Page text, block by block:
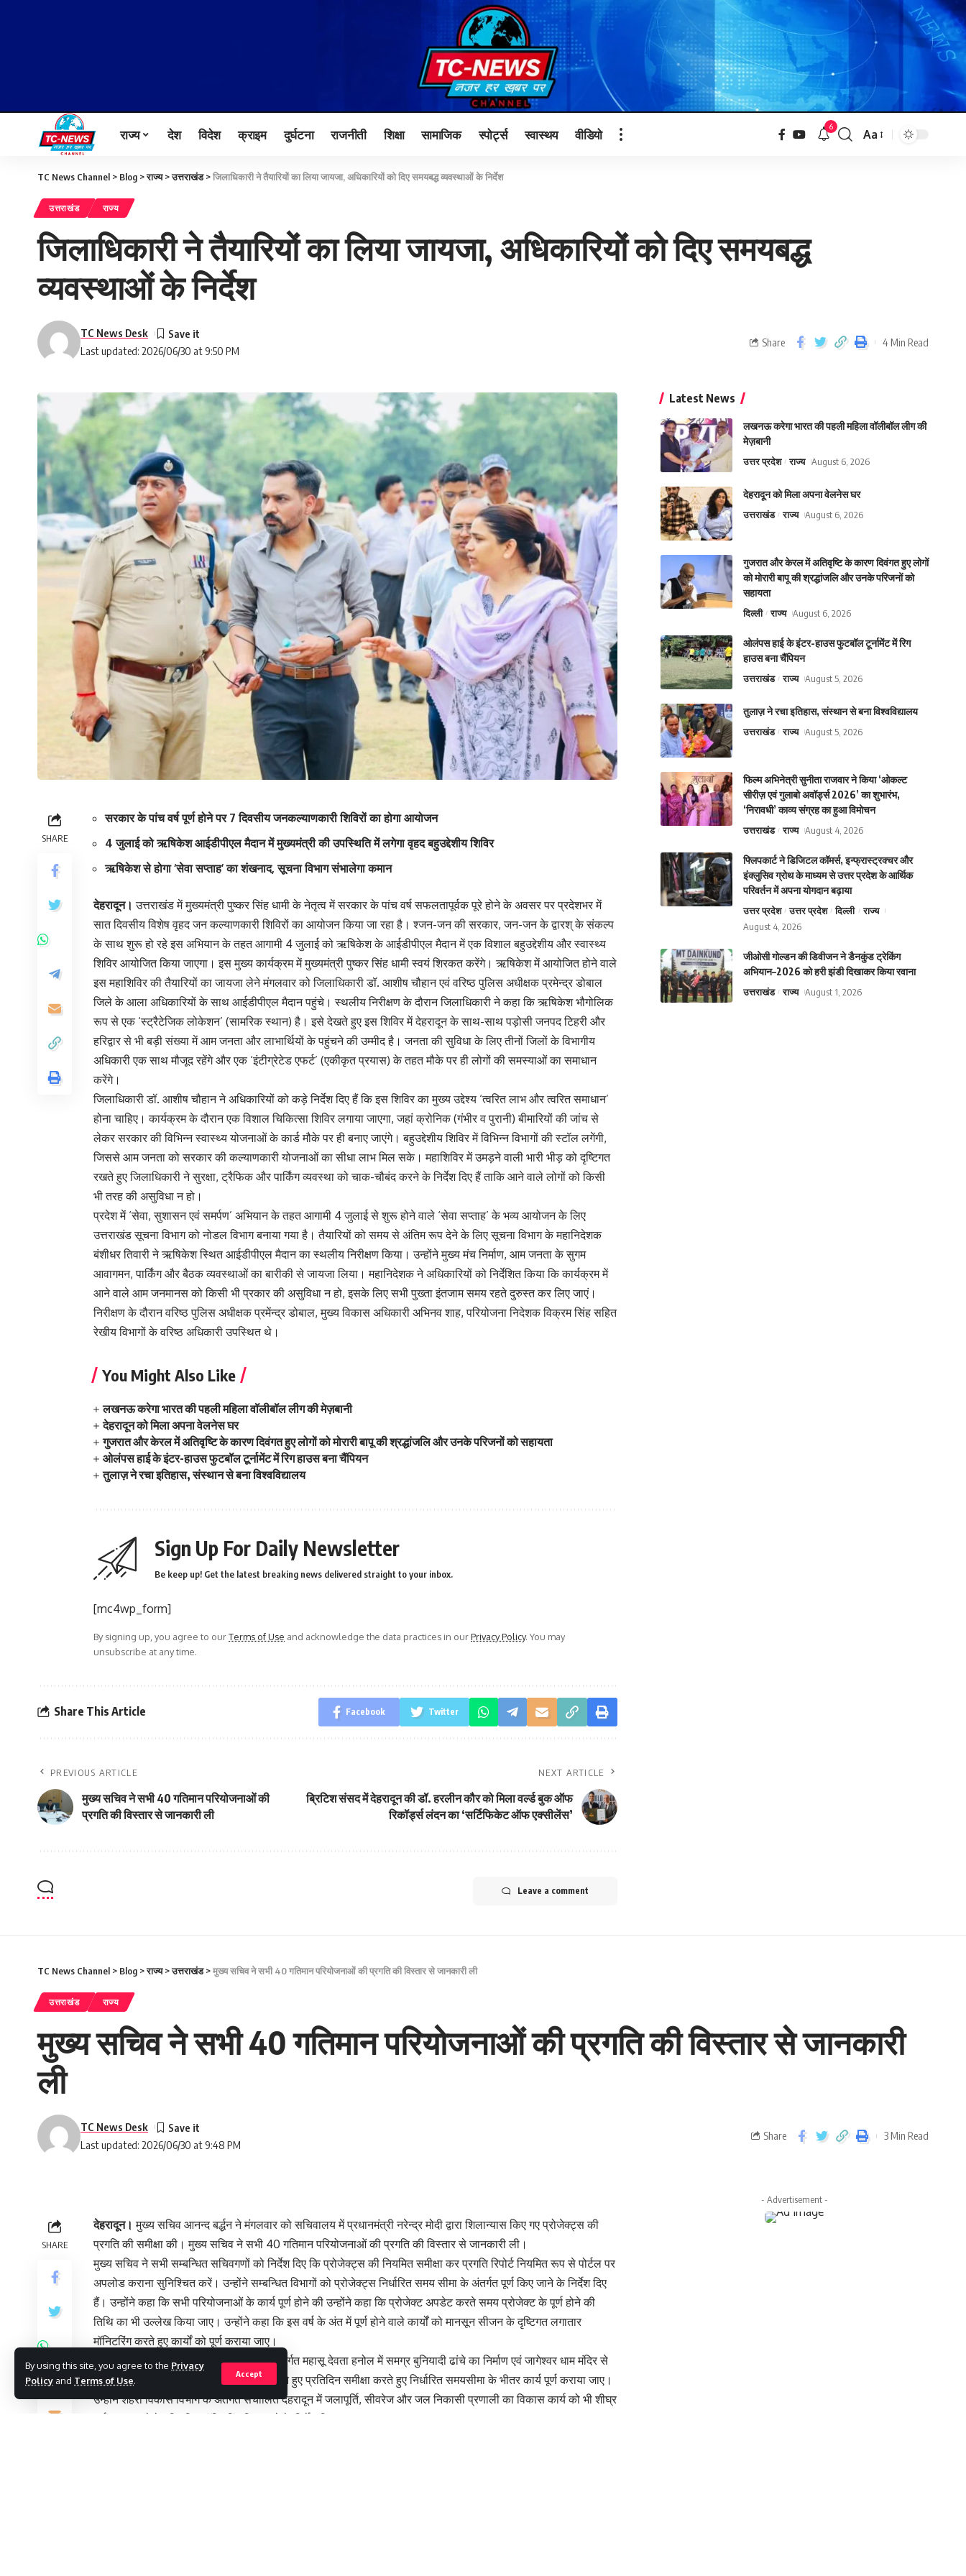
By using this site, you agree to the Privacy
Policy and Terms of Use.
Accept
राज्य देश विदेश क्राइम दुर्घटना राजनीती शिक्षा सामाजिक स्पोर्ट्स स्वास्थय वीडियो 6
Aa
TC News Channel > Blog >राज्य>उत्तराखंड>जिलाधिकारी ने तैयारियों का लिया जायजा, अधिकारियों को दिए समयबद्ध व्यवस्थाओं के निर्देश
उत्तराखंड राज्य
जिलाधिकारी ने तैयारियों का लिया जायजा, अधिकारियों को दिए समयबद्ध
व्यवस्थाओं के निर्देश
Last updated: 2026/06/30 at 9:50 PM
TC News Desk
Share 4 Min Read
SHARE
सरकार के पांच वर्ष पूर्ण होने पर 7 दिवसीय जनकल्याणकारी शिविरों का होगा आयोजन
4 जुलाई को ऋषिकेश आईडीपीएल मैदान में मुख्यमंत्री की उपस्थिति में लगेगा वृहद बहुउद्देशीय शिविर
ऋषिकेश से होगा ‘सेवा सप्ताह’ का शंखनाद, सूचना विभाग संभालेगा कमान
देहरादून। उत्तराखंड में मुख्यमंत्री पुष्कर सिंह धामी के नेतृत्व में सरकार के पांच वर्ष सफलतापूर्वक पूरे होने के अवसर पर प्रदेशभर में
सात दिवसीय विशेष वृहद जन कल्याणकारी शिविरों का आयोजन किया जा रहा है। श्जन-जन की सरकार, जन-जन के द्वारश् के संकल्प
के साथ शुरू हो रहे इस अभियान के तहत आगामी 4 जुलाई को ऋषिकेश के आईडीपीएल मैदान में एक विशाल बहुउद्देशीय और स्वास्थ्य
शिविर आयोजित किया जाएगा। इस मुख्य कार्यक्रम में मुख्यमंत्री पुष्कर सिंह धामी स्वयं शिरकत करेंगे। ऋषिकेश में आयोजित होने वाले
इस महाशिविर की तैयारियों का जायजा लेने मंगलवार को जिलाधिकारी डॉ. आशीष चौहान एवं वरिष्ठ पुलिस अधीक्षक प्रमेन्द्र डोबाल
जिले के आला अधिकारियों के साथ आईडीपीएल मैदान पहुंचे। स्थलीय निरीक्षण के दौरान जिलाधिकारी ने कहा कि ऋषिकेश भौगोलिक
रूप से एक ‘स्ट्रैटेजिक लोकेशन’ (सामरिक स्थान) है। इसे देखते हुए इस शिविर में देहरादून के साथ-साथ पड़ोसी जनपद टिहरी और
हरिद्वार से भी बड़ी संख्या में आम जनता और लाभार्थियों के पहुंचने की उम्मीद है। जनता की सुविधा के लिए तीनों जिलों के विभागीय
अधिकारी एक साथ मौजूद रहेंगे और एक ‘इंटीग्रेटेड एफर्ट’ (एकीकृत प्रयास) के तहत मौके पर ही लोगों की समस्याओं का समाधान
करेंगे।
जिलाधिकारी डॉ. आशीष चौहान ने अधिकारियों को कड़े निर्देश दिए हैं कि इस शिविर का मुख्य उद्देश्य ‘त्वरित लाभ और त्वरित समाधान’
होना चाहिए। कार्यक्रम के दौरान एक विशाल चिकित्सा शिविर लगाया जाएगा, जहां क्रोनिक (गंभीर व पुरानी) बीमारियों की जांच से
लेकर सरकार की विभिन्न स्वास्थ्य योजनाओं के कार्ड मौके पर ही बनाए जाएंगे। बहुउद्देशीय शिविर में विभिन्न विभागों की स्टॉल लगेंगी,
जिससे आम जनता को सरकार की कल्याणकारी योजनाओं का सीधा लाभ मिल सके। महाशिविर में उमड़ने वाली भारी भीड़ को दृष्टिगत
रखते हुए जिलाधिकारी ने सुरक्षा, ट्रैफिक और पार्किंग व्यवस्था को चाक-चौबंद करने के निर्देश दिए हैं ताकि आने वाले लोगों को किसी
भी तरह की असुविधा न हो।
प्रदेश में ‘सेवा, सुशासन एवं समर्पण’ अभियान के तहत आगामी 4 जुलाई से शुरू होने वाले ‘सेवा सप्ताह’ के भव्य आयोजन के लिए
उत्तराखंड सूचना विभाग को नोडल विभाग बनाया गया है। तैयारियों को समय से अंतिम रूप देने के लिए सूचना विभाग के महानिदेशक
बंशीधर तिवारी ने ऋषिकेश स्थित आईडीपीएल मैदान का स्थलीय निरीक्षण किया। उन्होंने मुख्य मंच निर्माण, आम जनता के सुगम
आवागमन, पार्किंग और बैठक व्यवस्थाओं का बारीकी से जायजा लिया। महानिदेशक ने अधिकारियों को निर्देशित किया कि कार्यक्रम में
आने वाले आम जनमानस को किसी भी प्रकार की असुविधा न हो, इसके लिए सभी पुख्ता इंतजाम समय रहते दुरुस्त कर लिए जाएं।
निरीक्षण के दौरान वरिष्ठ पुलिस अधीक्षक प्रमेंन्द्र डोबाल, मुख्य विकास अधिकारी अभिनव शाह, परियोजना निदेशक विक्रम सिंह सहित
रेखीय विभागों के वरिष्ठ अधिकारी उपस्थित थे।
You Might Also Like
लखनऊ करेगा भारत की पहली महिला वॉलीबॉल लीग की मेज़बानी
देहरादून को मिला अपना वेलनेस घर
गुजरात और केरल में अतिवृष्टि के कारण दिवंगत हुए लोगों को मोरारी बापू की श्रद्धांजलि और उनके परिजनों को सहायता
ओलंपस हाई के इंटर-हाउस फुटबॉल टूर्नामेंट में रिग हाउस बना चैंपियन
तुलाज़ ने रचा इतिहास, संस्थान से बना विश्वविद्यालय
Sign Up For Daily Newsletter
Be keep up! Get the latest breaking news delivered straight to your inbox.
[mc4wp_form]
By signing up, you agree to ourTerms of Use and acknowledge the data practices in ourPrivacy Policy. You may
unsubscribe at any time.
Share This Article Facebook Twitter
PREVIOUS ARTICLE
मुख्य सचिव ने सभी 40 गतिमान परियोजनाओं की
प्रगति की विस्तार से जानकारी ली
NEXT ARTICLE
ब्रिटिश संसद में देहरादून की डॉ. हरलीन कौर को मिला वर्ल्ड बुक ऑफ
रिकॉर्ड्स लंदन का ‘सर्टिफिकेट ऑफ एक्सीलेंस’
Leave a comment
Latest News
लखनऊ करेगा भारत की पहली महिला वॉलीबॉल लीग की
मेज़बानी
उत्तर प्रदेश राज्य August 6, 2026
देहरादून को मिला अपना वेलनेस घर
उत्तराखंड राज्य August 6, 2026
गुजरात और केरल में अतिवृष्टि के कारण दिवंगत हुए लोगों
को मोरारी बापू की श्रद्धांजलि और उनके परिजनों को
सहायता
दिल्ली राज्य August 6, 2026
ओलंपस हाई के इंटर-हाउस फुटबॉल टूर्नामेंट में रिग
हाउस बना चैंपियन
उत्तराखंड राज्य August 5, 2026
तुलाज़ ने रचा इतिहास, संस्थान से बना विश्वविद्यालय
उत्तराखंड राज्य August 5, 2026
फिल्म अभिनेत्री सुनीता राजवार ने किया ‘ओकल्ट
सीरीज़ एवं गुलाबो अवॉर्ड्स 2026’ का शुभारंभ,
‘निरावधी’ काव्य संग्रह का हुआ विमोचन
उत्तराखंड राज्य August 4, 2026
फ्लिपकार्ट ने डिजिटल कॉमर्स, इन्फ्रास्ट्रक्चर और
इंक्लुसिव ग्रोथ के माध्यम से उत्तर प्रदेश के आर्थिक
परिवर्तन में अपना योगदान बढ़ाया
उत्तर प्रदेश उत्तर प्रदेश दिल्ली
राज्य
August 4, 2026
जीओसी गोल्डन की डिवीजन ने डैनकुंड ट्रेकिंग
अभियान–2026 को हरी झंडी दिखाकर किया रवाना
उत्तराखंड राज्य August 1, 2026
TC News Channel > Blog >राज्य>उत्तराखंड>मुख्य सचिव ने सभी 40 गतिमान परियोजनाओं की प्रगति की विस्तार से जानकारी ली
उत्तराखंड राज्य
मुख्य सचिव ने सभी 40 गतिमान परियोजनाओं की प्रगति की विस्तार से जानकारी
ली
Last updated: 2026/06/30 at 9:48 PM
TC News Desk
Share 3 Min Read
SHARE
देहरादून। मुख्य सचिव आनन्द बर्द्धन ने मंगलवार को सचिवालय में प्रधानमंत्री नरेन्द्र मोदी द्वारा शिलान्यास किए गए प्रोजेक्ट्स की
प्रगति की समीक्षा की। मुख्य सचिव ने सभी 40 गतिमान परियोजनाओं की प्रगति की विस्तार से जानकारी ली।
मुख्य सचिव ने सभी सम्बन्धित सचिवगणों को निर्देश दिए कि प्रोजेक्ट्स की नियमित समीक्षा कर प्रगति रिपोर्ट नियमित रूप से पोर्टल पर
अपलोड कराना सुनिश्चित करें। उन्होंने सम्बन्धित विभागों को प्रोजेक्ट्स निर्धारित समय सीमा के अंतर्गत पूर्ण किए जाने के निर्देश दिए
हैं। उन्होंने कहा कि सभी परियोजनाओं के कार्य पूर्ण होने की उन्होंने कहा कि प्रोजेक्ट अपडेट करते समय प्रोजेक्ट के पूर्ण होने की
तिथि का भी उल्लेख किया जाए। उन्होंने कहा कि इस वर्ष के अंत में पूर्ण होने वाले कार्यों को मानसून सीजन के दृष्टिगत लगातार
मॉनिटरिंग करते हुए कार्यों को पूर्ण कराया जाए।
मुख्य सचिव ने निर्देश दिए कि पर्यटन विभाग के अंतर्गत महासू देवता हनोल में समग्र बुनियादी ढांचे का निर्माण एवं जागेश्वर धाम मंदिर से
सम्बन्धित कार्यों को प्राथमिकता के आधार पर लेते हुए प्रतिदिन समीक्षा करते हुए निर्धारित समयसीमा के भीतर कार्य पूर्ण कराया जाए।
उन्होंने शहरी विकास विभाग के अंतर्गत संचालित देहरादून में जलापूर्ति, सीवरेज और जल निकासी प्रणाली का विकास कार्य को भी शीघ्र
पूर्ण कराए जाने हेतु नियमित मॉनिटरिंग किए जाने के निर्देश दिए।
- Advertisement -